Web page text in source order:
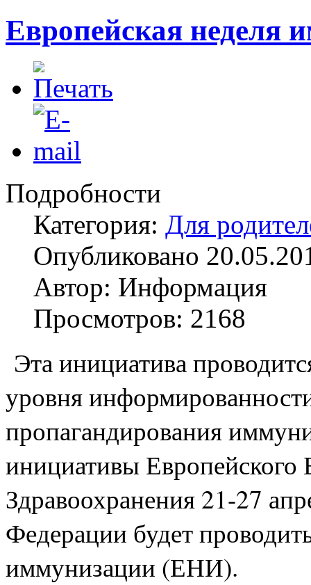
Европейская неделя
Подробности
Категория: Для
Опубликовано
Автор: Информация
Просмотров: 2168
Эта инициатива
уровня
пропагандирования
инициативы
Здравоохранения 21-27
Федерации будет
иммунизации (ЕНИ).